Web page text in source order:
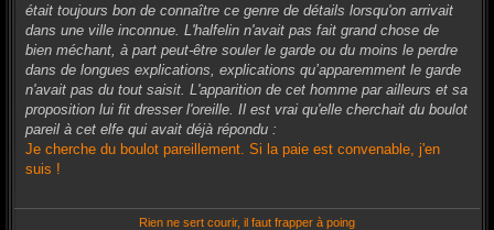
e
était toujours bon de connaître ce genre de détails lorsqu'on arrivait
dans une ville inconnue. L'halfelin n'avait pas fait grand chose de
bien méchant, à part peut-être souler le garde ou du moins le perdre
dans de longues explications, explications qu’apparemment le garde
n'avait pas du tout saisit. L'apparition de cet homme par ailleurs et sa
proposition lui fit dresser l'oreille. Il est vrai qu'elle cherchait du boulot
pareil à cet elfe qui avait déjà répondu :
Je cherche du boulot pareillement. Si la paie est convenable, j'en
suis !
Rien ne sert courir, il faut frapper à poing